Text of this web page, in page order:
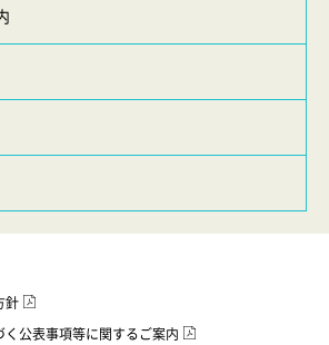
針
公表事項等に関するご案内